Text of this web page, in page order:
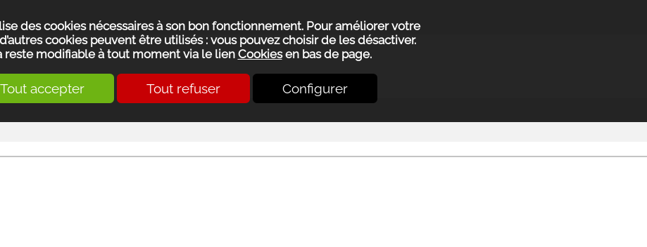
des cookies nécessaires à son bon fonctionnement. Pour améliorer votre
cookies peuvent être utilisés : vous pouvez choisir de les désactiver.
reste modifiable à tout moment via le lien Cookiesen bas de page.
Tout accepter Tout refuser Configurer